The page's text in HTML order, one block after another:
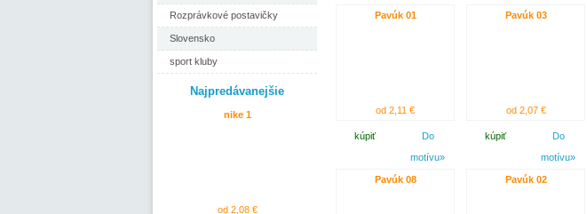
Rozprávkové postavičky
Slovensko
sport kluby
Najpredávanejšie
nike 1
od 2,08 €
Pavúk 01
od 2,11 €
kúpiť
Do
motívu»
Pavúk 03
od 2,07 €
kúpiť
Do
motívu»
Pavúk 08 Pavúk 02